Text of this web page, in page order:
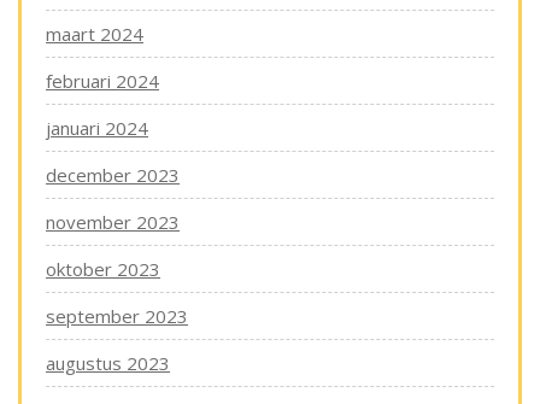
maart 2024
februari 2024
januari 2024
december 2023
november 2023
oktober 2023
september 2023
augustus 2023